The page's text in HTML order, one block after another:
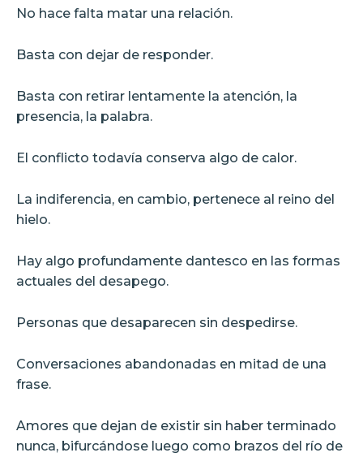
No hace falta matar una relación.
Basta con dejar de responder.
Basta con retirar lentamente la atención, la
presencia, la palabra.
El conflicto todavía conserva algo de calor.
La indiferencia, en cambio, pertenece al reino del
hielo.
Hay algo profundamente dantesco en las formas
actuales del desapego.
Personas que desaparecen sin despedirse.
Conversaciones abandonadas en mitad de una
frase.
Amores que dejan de existir sin haber terminado
nunca, bifurcándose luego como brazos del río de